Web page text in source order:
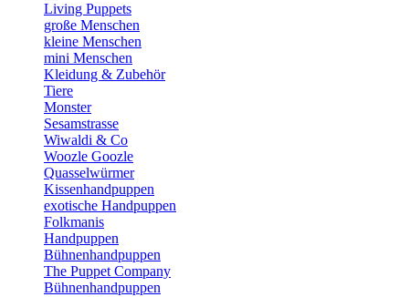
Living Puppets
große Menschen
kleine Menschen
mini Menschen
Kleidung & Zubehör
Tiere
Monster
Sesamstrasse
Wiwaldi & Co
Woozle Goozle
Quasselwürmer
Kissenhandpuppen
exotische Handpuppen
Folkmanis
Handpuppen
Bühnenhandpuppen
The Puppet Company
Bühnenhandpuppen